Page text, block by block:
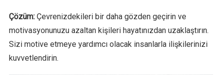
Çözüm:Çevrenizdekileri bir daha gözden geçirin ve
motivasyonunuzu azaltan kişileri hayatınızdan uzaklaştırın.
Sizi motive etmeye yardımcı olacak insanlarla ilişkilerinizi
kuvvetlendirin.